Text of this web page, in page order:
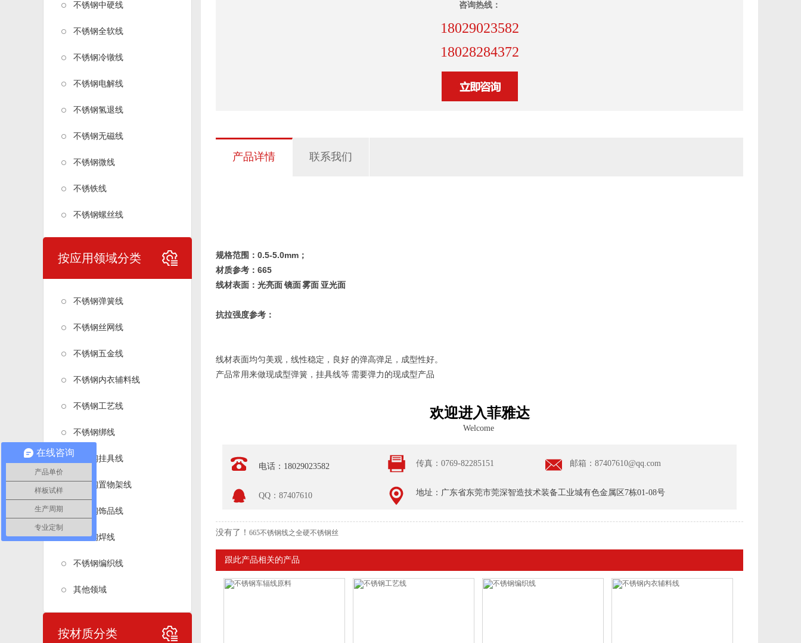
不锈钢中硬线
不锈钢全软线
不锈钢冷镦线
不锈钢电解线
不锈钢氢退线
不锈钢无磁线
不锈钢微线
不锈铁线
不锈钢螺丝线
按应用领域分类
不锈钢弹簧线
不锈钢丝网线
不锈钢五金线
不锈钢内衣辅料线
不锈钢工艺线
不锈钢绑线
不锈钢挂具线
不锈钢置物架线
不锈钢饰品线
不锈钢焊线
不锈钢编织线
其他领域
按材质分类
咨询热线：
18029023582
18028284372
产品详情 联系我们
规格范围： 0.5-5.0mm；
材质参考：665
线材表面： 光亮面 镜面 雾面 亚光面
抗拉强度参考：
线材表面均匀美观，线性稳定，良好 的弹高弹足，成型性好。
产品常用来做现成型弹簧，挂具线等 需要弹力的现成型产品
欢迎进入菲雅达
Welcome
电话：18029023582 传真：0769-82285151 邮箱：87407610@qq.com
QQ：87407610 地址：广东省东莞市莞深智造技术装备工业城有色金属区7栋01-08号
没有了！ 665不锈钢线之全硬不锈钢丝
跟此产品相关的产品
在线咨询
产品单价
样板试样
生产周期
专业定制